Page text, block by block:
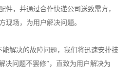
件，并通过合作快递公司送致需方，
现场，为用户解决问题。
解决的故障问题，我们将迅速安排技
决问题不罢修”，直致为用户解决为